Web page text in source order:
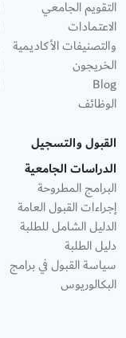
التقويم الجامعي
الاعتمادات
والتصنيفات الأكاديمية
الخريجون
Blog
الوظائف
القبول والتسجيل
الدراسات الجامعية
البرامج المطروحة
إجراءات القبول العامة
الدليل الشامل للطلبة
دليل الطلبة
سياسة القبول في برامج
البكالوريوس